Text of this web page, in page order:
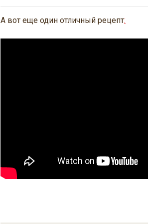
А вот еще один отличный рецепт: